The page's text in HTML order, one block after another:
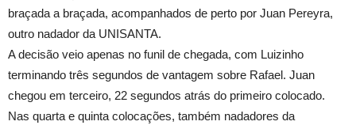
braçada a braçada, acompanhados de perto por Juan Pereyra,
outro nadador da UNISANTA.
A decisão veio apenas no funil de chegada, com Luizinho
terminando três segundos de vantagem sobre Rafael. Juan
chegou em terceiro, 22 segundos atrás do primeiro colocado.
Nas quarta e quinta colocações, também nadadores da